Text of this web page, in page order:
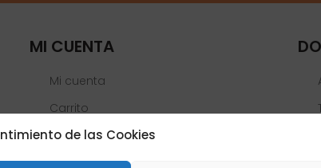
de las Cookies
MI CUENTA
Mi cuenta
Carrito
Lista de deseos